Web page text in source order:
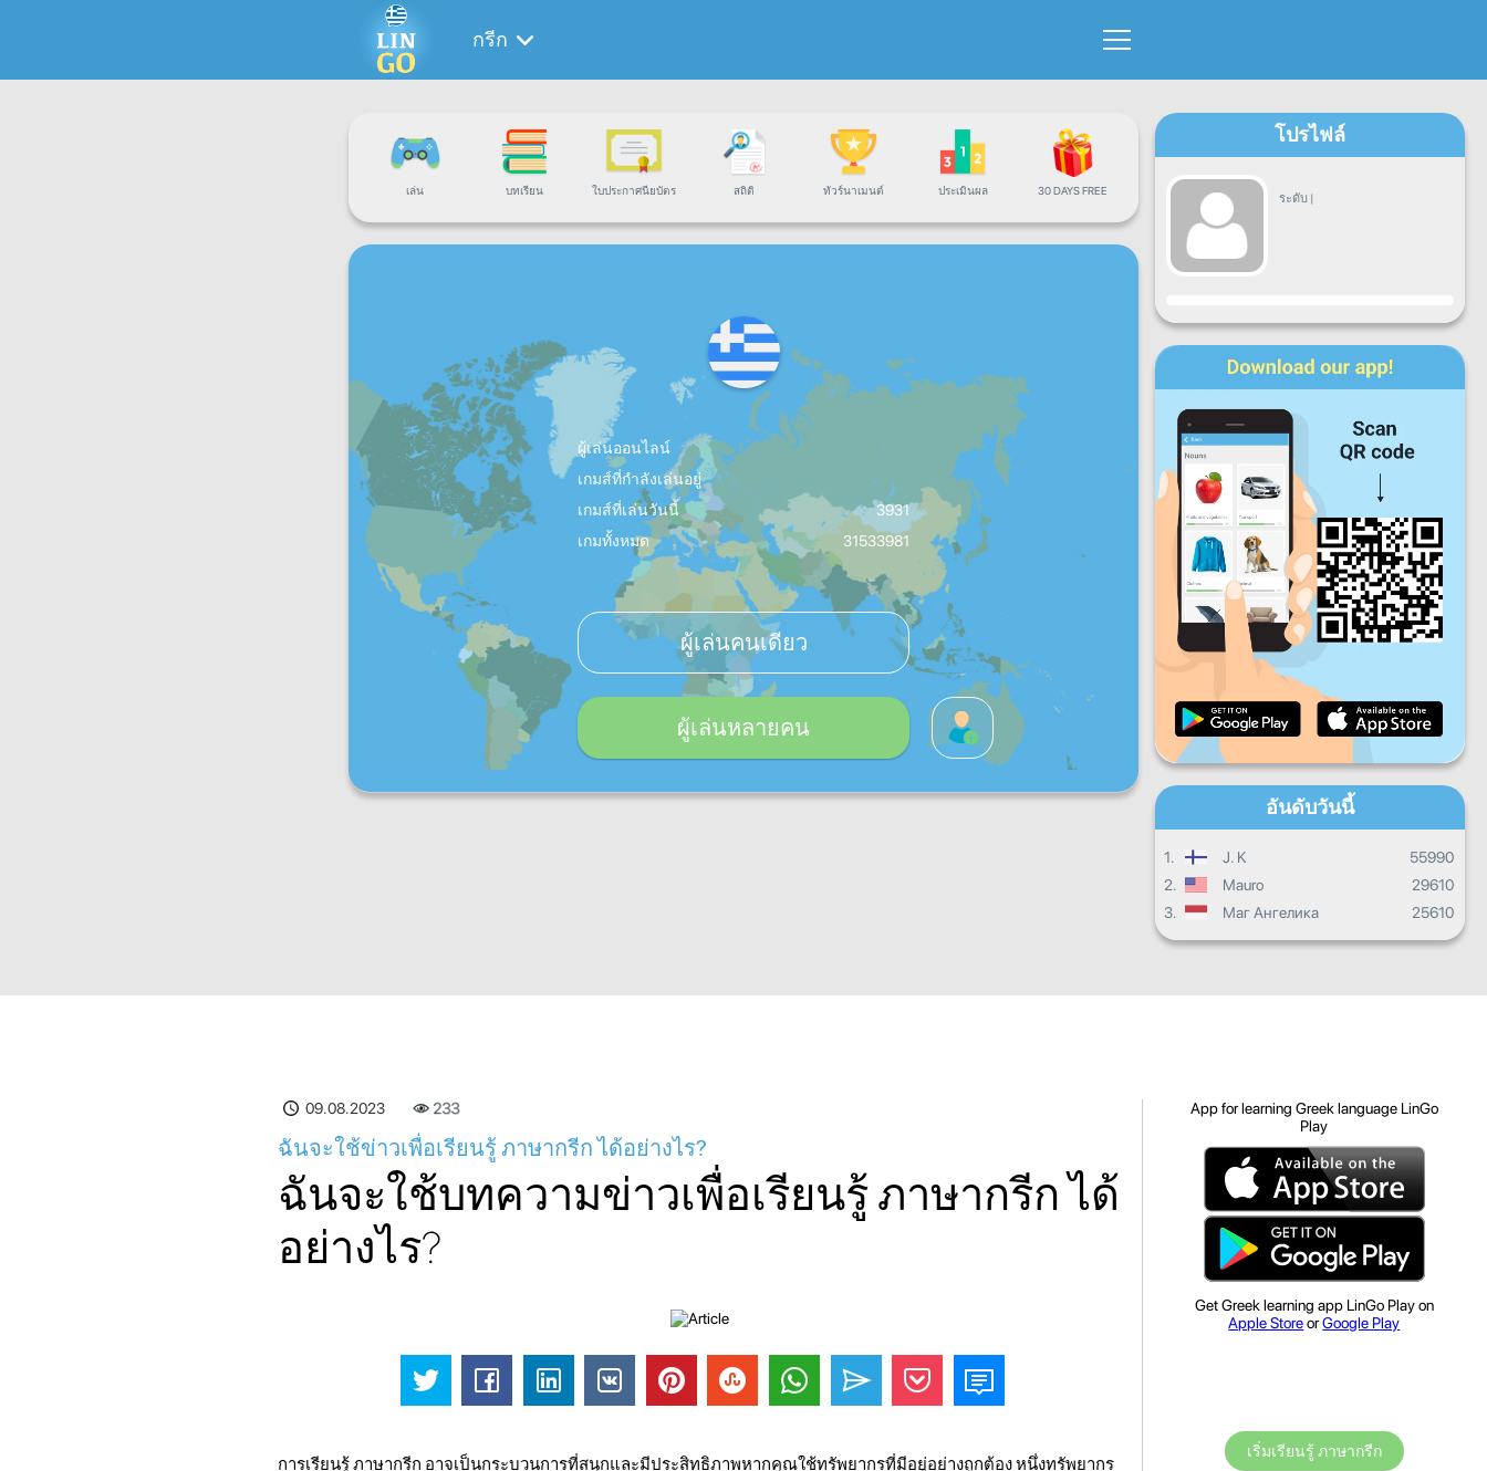
กรีก
เล่น บทเรียน ใบประกาศนียบัตร สถิติ ทัวร์นาเมนต์ ประเมินผล 30 DAYS FREE
ผู้เล่นออนไลน์
เกมส์ที่กำลังเล่นอยู่
เกมส์ที่เล่นวันนี้
3931
เกมทั้งหมด
31533981
ผู้เล่นคนเดียว
ผู้เล่นหลายคน
โปรไฟล์
ระดับ |
ขั้นตอน
พ. พฤ.
ส. อา.
ควาบคืนหน้ารายวัน
ความคืบหน้ารายเดือน
ใบประกาศนียบัตร
ผลรวมทั้งหมด
อันดับวันนี้
1. J. K
55990
2.
Mauro
29610
3.
Маг Ангелика 25610
09.08.2023 233
ฉันจะใช้ข่าวเพื่อเรียนรู้ ภาษากรีก ได้อย่างไร?
ฉันจะใช้บทความข่าวเพื่อเรียนรู้ ภาษากรีก ได้
อย่างไร?
การเรียนรู้ ภาษากรีก อาจเป็นกระบวนการที่สนุกและมีประสิทธิภาพหากคุณใช้ทรัพยากรที่มีอยู่อย่างถูกต้อง หนึ่งทรัพยากร
App for learning Greek language LinGo
Play
Get Greek learning app LinGo Play on
Apple StoreorGoogle Play
เริ่มเรียนรู้ ภาษากรีก